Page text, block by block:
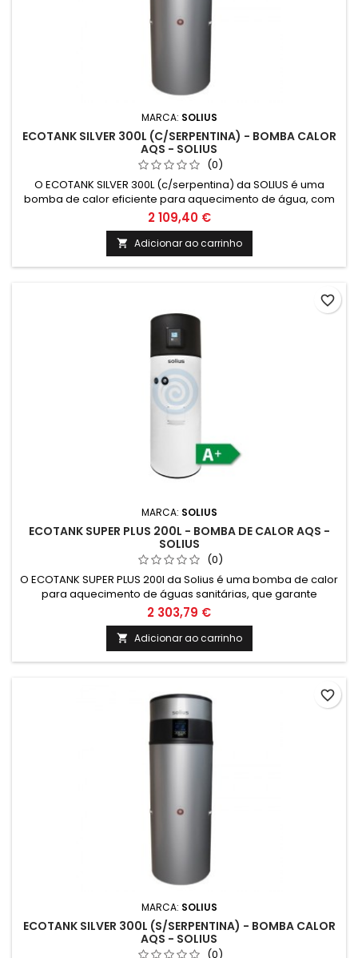
MARCA: SOLIUS
ECOTANK SILVER 300L (C/SERPENTINA) - BOMBA CALOR
AQS - SOLIUS
(0)
O ECOTANK SILVER 300L (c/serpentina) da SOLIUS é uma
bomba de calor eficiente para aquecimento de água, com
tecnologia inovadora para climatização e energias
renováveis. Ideal para reduzir custos e impacto ambiental
em residências e negócios.
2 109,40 €
 Adicionar ao carrinho
MARCA: SOLIUS
ECOTANK SUPER PLUS 200L - BOMBA DE CALOR AQS -
SOLIUS
(0)
O ECOTANK SUPER PLUS 200l da Solius é uma bomba de calor
para aquecimento de águas sanitárias, que garante
eficiência energética e sustentabilidade. Com capacidade
de 200 litros, é ideal para quem procura soluções
renováveis e económicas para climatização.
2 303,79 €
 Adicionar ao carrinho
favorite_border
MARCA: SOLIUS
ECOTANK SILVER 300L (S/SERPENTINA) - BOMBA CALOR
AQS - SOLIUS
(0)
favorite_border